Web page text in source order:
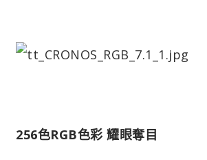
256色RGB色彩 耀眼奪目